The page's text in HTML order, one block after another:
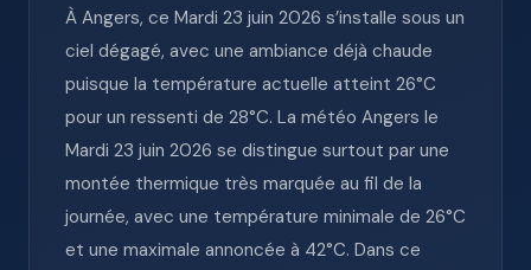
À Angers, ce Mardi 23 juin 2026 s’installe sous un
ciel dégagé, avec une ambiance déjà chaude
puisque la température actuelle atteint 26°C
pour un ressenti de 28°C. La météo Angers le
Mardi 23 juin 2026 se distingue surtout par une
montée thermique très marquée au fil de la
journée, avec une température minimale de 26°C
et une maximale annoncée à 42°C. Dans ce